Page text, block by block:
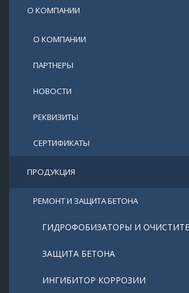
О КОМПАНИИ
О КОМПАНИИ
ПАРТНЕРЫ
НОВОСТИ
РЕКВИЗИТЫ
СЕРТИФИКАТЫ
ПРОДУКЦИЯ
РЕМОНТ И ЗАЩИТА БЕТОНА
ГИДРОФОБИЗАТОРЫ И
ЗАЩИТА БЕТОНА
ИНГИБИТОР КОРРОЗИИ